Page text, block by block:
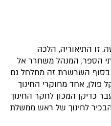
זו התיאוריה, הלכה
הספר, המנהל משחרר אל
בסוף השרשרת זה מחלחל גם
פולן, אחד מחוקרי החינוך
כדיקן המכון לחקר החינוך
הבכיר לחינוך של ראש ממשלת